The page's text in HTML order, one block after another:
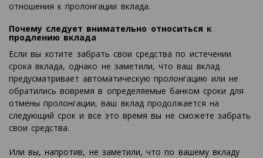
отношения к пролонгации вклада.
Почему следует внимательно относиться к
продлению вклада
Если вы хотите забрать свои средства по истечении
срока вклада, однако не заметили, что ваш вклад
предусматривает автоматическую пролонгацию или не
обратились вовремя в определяемые банком сроки для
отмены пролонгации, ваш вклад продолжается на
следующий срок и все это время вы не сможете забрать
свои средства.
Или вы, напротив, не заметили, что по вашему вкладу